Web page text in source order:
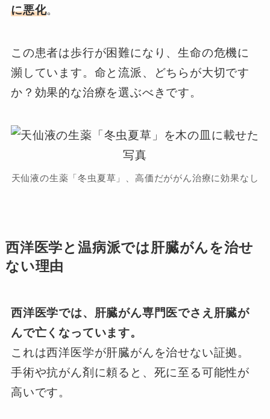
に悪化。
この患者は歩行が困難になり、生命の危機に
瀕しています。命と流派、どちらが大切です
か？効果的な治療を選ぶべきです。
天仙液の生薬「冬虫夏草」、高価だががん治療に効果なし
西洋医学と温病派では肝臓がんを治せ
ない理由
西洋医学では、肝臓がん専門医でさえ肝臓が
んで亡くなっています。
これは西洋医学が肝臓がんを治せない証拠。
手術や抗がん剤に頼ると、死に至る可能性が
高いです。